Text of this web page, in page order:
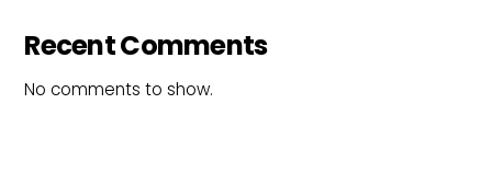
Recent Comments
No comments to show.